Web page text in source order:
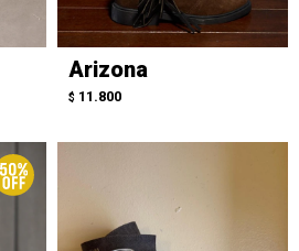
Arizona
$ 11.800